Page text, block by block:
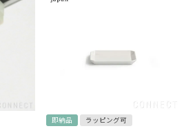
即納品 ラッピング可